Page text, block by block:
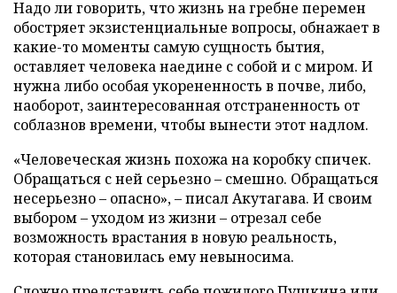
Надо ли говорить, что жизнь на гребне перемен
обостряет экзистенциальные вопросы, обнажает в
какие-то моменты самую сущность бытия,
оставляет человека наедине с собой и с миром. И
нужна либо особая укорененность в почве, либо,
наоборот, заинтересованная отстраненность от
соблазнов времени, чтобы вынести этот надлом.
«Человеческая жизнь похожа на коробку спичек.
Обращаться с ней серьезно – смешно. Обращаться
несерьезно – опасно», – писал Акутагава. И своим
выбором – уходом из жизни – отрезал себе
возможность врастания в новую реальность,
которая становилась ему невыносима.